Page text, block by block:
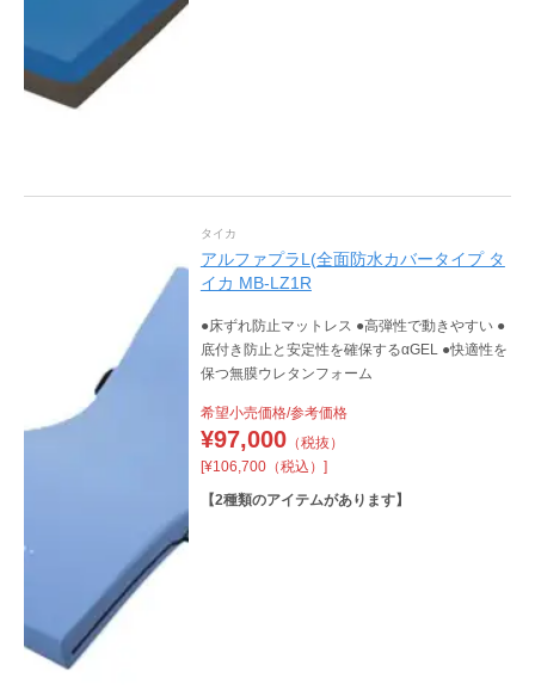
タイカ
アルファプラL(全面防水カバータイプ タ
イカ MB-LZ1R
●床ずれ防止マットレス ●高弾性で動きやすい ●
底付き防止と安定性を確保するαGEL ●快適性を
保つ無膜ウレタンフォーム
希望小売価格/参考価格
¥97,000（税抜）
[¥106,700（税込）]
【2種類のアイテムがあります】